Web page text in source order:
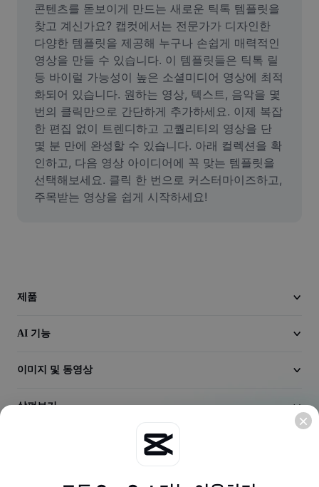
밈 생성기
AI Text Remover
AI People Remover
AI Inpainting
Face Cutout
동영상
동영상 배경 삭제
동영상 길이 다듬기
동영상에 자막 추가
콘텐츠를 돋보이게 만드는 새로운 틱톡 템플릿을
찾고 계신가요? 캡컷에서는 전문가가 디자인한
다양한 템플릿을 제공해 누구나 손쉽게 매력적인
영상을 만들 수 있습니다. 이 템플릿들은 틱톡 릴
등 바이럴 가능성이 높은 소셜미디어 영상에 최적
화되어 있습니다. 원하는 영상, 텍스트, 음악을 몇
번의 클릭만으로 간단하게 추가하세요. 이제 복잡
한 편집 없이 트렌디하고 고퀄리티의 영상을 단
몇 분 만에 완성할 수 있습니다. 아래 컬렉션을 확
인하고, 다음 영상 아이디어에 꼭 맞는 템플릿을
선택해보세요. 클릭 한 번으로 커스터마이즈하고,
주목받는 영상을 쉽게 시작하세요!
제품
AI 기능
이미지 및 동영상
살펴보기